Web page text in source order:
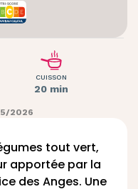
CUISSON
20 min
2026
tout vert,
apportée par la
des Anges. Une